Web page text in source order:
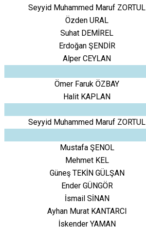
Seyyid Muhammed Maruf ZORTUL
Özden URAL
Suhat DEMİREL
Erdoğan ŞENDİR
Alper CEYLAN
Ömer Faruk ÖZBAY
Halit KAPLAN
Seyyid Muhammed Maruf ZORTUL
Mustafa ŞENOL
Mehmet KEL
Güneş TEKİN GÜLŞAN
Ender GÜNGÖR
İsmail SİNAN
Ayhan Murat KANTARCI
İskender YAMAN